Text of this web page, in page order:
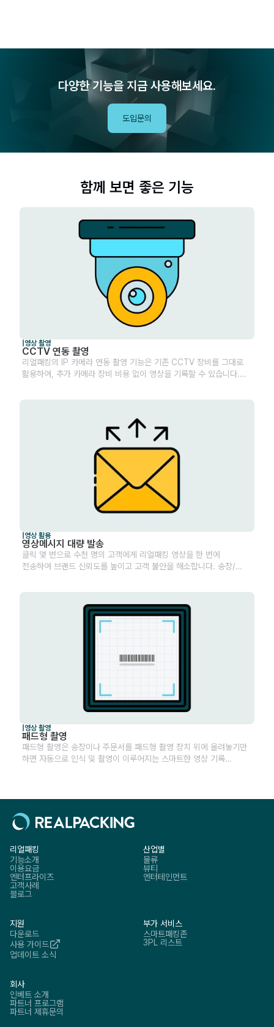
다양한 기능을 지금 사용해보세요.
도입문의
함께 보면 좋은 기능
영상 촬영
CCTV 연동 촬영
리얼패킹의 IP 카메라 연동 촬영 기능은 기존 CCTV 장비를 그대로
활용하여, 추가 카메라 장비 비용 없이 영상을 기록할 수 있습니다.
|영상 활용
영상메시지 대량 발송
클릭 몇 번으로 수천 명의 고객에게 리얼패킹 영상을 한 번에
전송하여 브랜드 신뢰도를 높이고 고객 불안을 해소합니다. 송장/
|영상 촬영
패드형 촬영
패드형 촬영은 송장이나 주문서를 패드형 촬영 장치 위에 올려놓기만
하면 자동으로 인식 및 촬영이 이루어지는 스마트한 영상 기록
리얼패킹
기능소개
이용요금
엔터프라이즈
고객사례
블로그
산업별
물류
뷰티
엔터테인먼트
지원
다운로드
사용 가이드
업데이트 소식
부가 서비스
스마트패킹존
3PL 리스트
회사
인베트 소개
파트너 프로그램
파트너 제휴문의